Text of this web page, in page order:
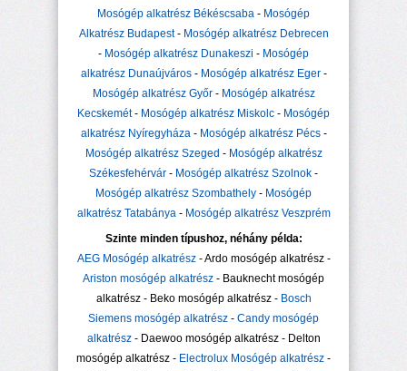
Mosógép alkatrész Békéscsaba - Mosógép
Alkatrész Budapest- Mosógép alkatrész Debrecen
- Mosógép alkatrész Dunakeszi - Mosógép
alkatrész Dunaújváros- Mosógép alkatrész Eger-
Mosógép alkatrész Győr- Mosógép alkatrész
Kecskemét- Mosógép alkatrész Miskolc - Mosógép
alkatrész Nyíregyháza- Mosógép alkatrész Pécs-
Mosógép alkatrész Szeged - Mosógép alkatrész
Székesfehérvár - Mosógép alkatrész Szolnok -
Mosógép alkatrész Szombathely - Mosógép
alkatrész Tatabánya- Mosógép alkatrész Veszprém
Szinte minden típushoz, néhány példa:
AEG Mosógép alkatrész- Ardo mosógép alkatrész -
Ariston mosógép alkatrész - Bauknecht mosógép
alkatrész - Beko mosógép alkatrész - Bosch
Siemens mosógép alkatrész - Candy mosógép
alkatrész- Daewoo mosógép alkatrész - Delton
mosógép alkatrész - Electrolux Mosógép alkatrész -